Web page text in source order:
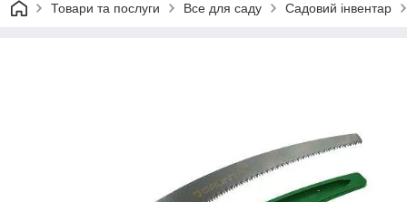
Товари та послуги Все для саду Садовий інвентар